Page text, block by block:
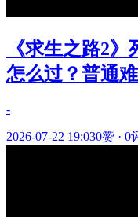
《求生之路2
怎么过？普通
-
2026-07-22 19:030赞 · 0